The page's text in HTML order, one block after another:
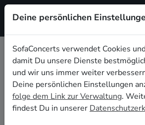
Lateinamerikanische
für die
Du bist gerade in Deine neue
und möchtest jetzt die ersten
Deine persönlichen
SofaConcerts verwendet Cookies
damit Du unsere Dienste
und wir uns immer weiter
Deine persönlichen Einstellungen
folge dem Link zur Verwaltung.
findest Du in unserer